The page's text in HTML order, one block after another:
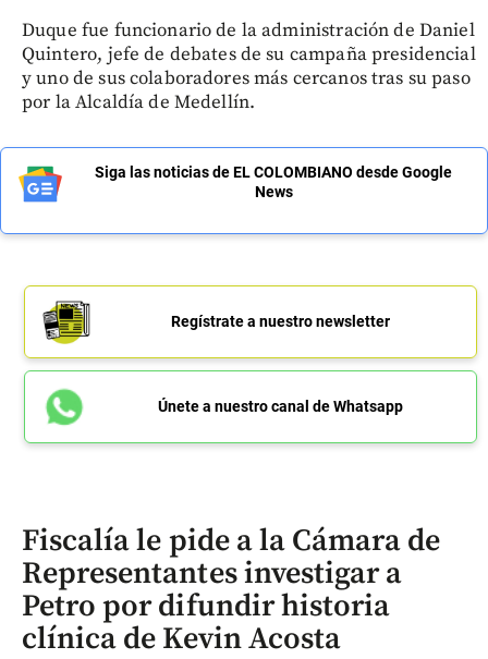
Duque fue funcionario de la administración de Daniel
Quintero, jefe de debates de su campaña presidencial
y uno de sus colaboradores más cercanos tras su paso
por la Alcaldía de Medellín.
Siga las noticias de EL COLOMBIANO desde Google
News
Regístrate a nuestro newsletter
Únete a nuestro canal de Whatsapp
Fiscalía le pide a la Cámara de
Representantes investigar a
Petro por difundir historia
clínica de Kevin Acosta